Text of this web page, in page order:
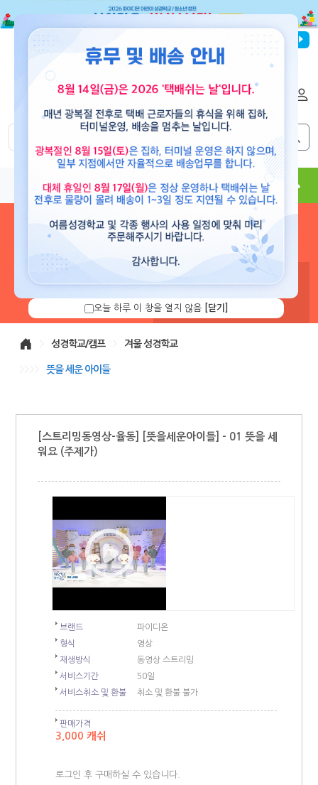
파이디온선교회
도서 뮤직 용품 현수막 콘텐츠
로그인 하시면 보유 캐쉬 확
니다.
성경학교/캠프 겨울 성경학교
뜻을 세운 아이들
[스트리밍동영상-율동] [뜻을세운아이들] - 01 뜻을 세
워요 (주제가)
브랜드
파이디온
형식
영상
재생방식
동영상 스트리밍
서비스기간
50일
서비스취소 및 환불
취소 및 환불 불가
판매가격
3,000 캐쉬
로그인 후 구매하실 수 있습니다.
오늘 하루 이 창을 열지 않음 [닫기]